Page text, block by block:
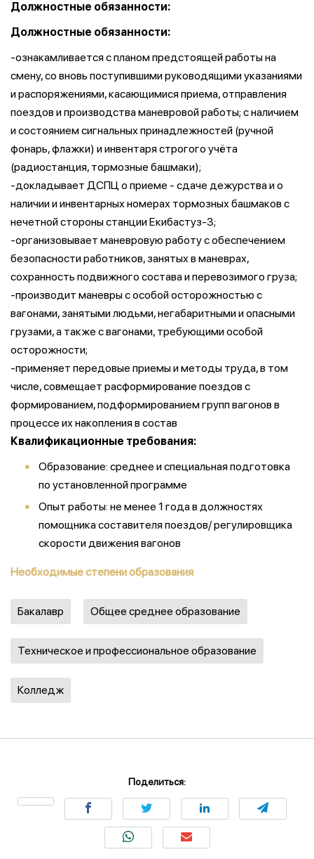
Должностные обязанности:
Должностные обязанности:
-ознакамливается с планом предстоящей работы на
смену, со вновь поступившими руководящими указаниями
и распоряжениями, касающимися приема, отправления
поездов и производства маневровой работы; с наличием
и состоянием сигнальных принадлежностей (ручной
фонарь, флажки) и инвентаря строгого учёта
(радиостанция, тормозные башмаки);
-докладывает ДСПЦ о приеме - сдаче дежурства и о
наличии и инвентарных номерах тормозных башмаков с
нечетной стороны станции Екибастуз-3;
-организовывает маневровую работу с обеспечением
безопасности работников, занятых в маневрах,
сохранность подвижного состава и перевозимого груза;
-производит маневры с особой осторожностью с
вагонами, занятыми людьми, негабаритными и опасными
грузами, а также с вагонами, требующими особой
осторожности;
-применяет передовые приемы и методы труда, в том
числе, совмещает расформирование поездов с
формированием, подформированием групп вагонов в
процессе их накопления в состав
Квалификационные требования:
Образование: среднее и специальная подготовка
по установленной программе
Опыт работы: не менее 1 года в должностях
помощника составителя поездов/ регулировщика
скорости движения вагонов
Необходимые степени образования
Бакалавр Общее среднее образование
Техническое и профессиональное образование
Колледж
Поделиться: